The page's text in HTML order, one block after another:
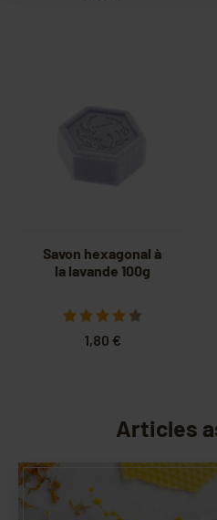
Savon hexagonal à
la lavande 100g
1,80 €
Articles